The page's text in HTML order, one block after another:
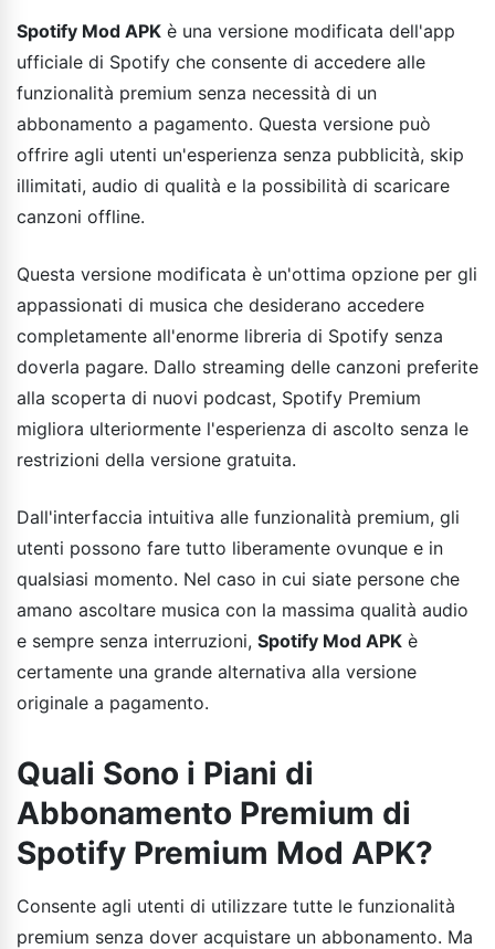
Spotify Mod APK è una versione modificata dell'app
ufficiale di Spotify che consente di accedere alle
funzionalità premium senza necessità di un
abbonamento a pagamento. Questa versione può
offrire agli utenti un'esperienza senza pubblicità, skip
illimitati, audio di qualità e la possibilità di scaricare
canzoni offline.
Questa versione modificata è un'ottima opzione per gli
appassionati di musica che desiderano accedere
completamente all'enorme libreria di Spotify senza
doverla pagare. Dallo streaming delle canzoni preferite
alla scoperta di nuovi podcast, Spotify Premium
migliora ulteriormente l'esperienza di ascolto senza le
restrizioni della versione gratuita.
Dall'interfaccia intuitiva alle funzionalità premium, gli
utenti possono fare tutto liberamente ovunque e in
qualsiasi momento. Nel caso in cui siate persone che
amano ascoltare musica con la massima qualità audio
e sempre senza interruzioni, Spotify Mod APK è
certamente una grande alternativa alla versione
originale a pagamento.
Quali Sono i Piani di
Abbonamento Premium di
Spotify Premium Mod APK?
Consente agli utenti di utilizzare tutte le funzionalità
premium senza dover acquistare un abbonamento. Ma